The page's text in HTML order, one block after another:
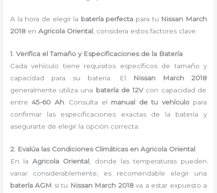
A la hora de elegir la batería perfecta para tu Nissan March
2018 enAgricola Oriental, considera estos factores clave:
1. Verifica el Tamaño y Especificaciones de la Batería
Cada vehículo tiene requisitos específicos de tamaño y
capacidad para su batería. El
Nissan March 2018
generalmente utiliza una batería de 12V con capacidad de
entre45-60 Ah. Consulta el manual de tu vehículopara
confirmar las especificaciones exactas de la batería y
asegurarte de elegir la opción correcta.
2. Evalúa las Condiciones Climáticas en Agricola Oriental
En laAgricola Oriental , donde las temperaturas pueden
variar considerablemente, es recomendable elegir una
batería AGM si tu Nissan March 2018va a estar expuesto a